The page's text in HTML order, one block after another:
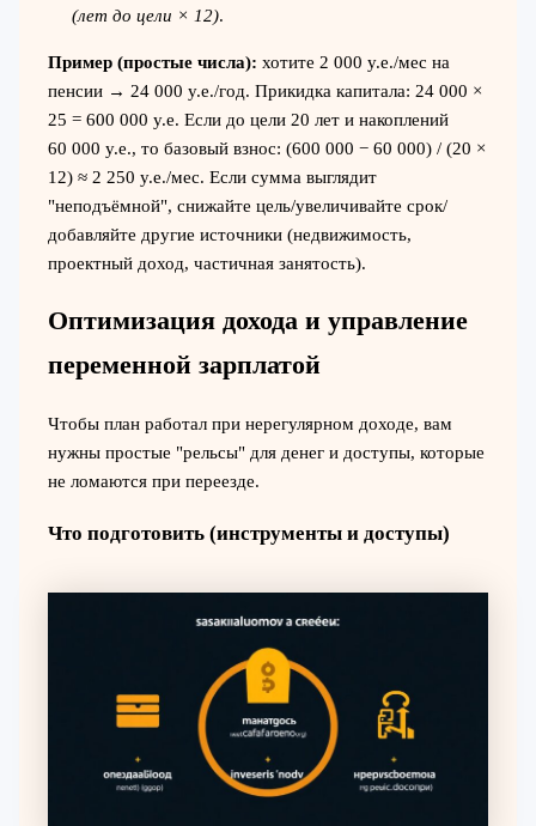
(лет до цели × 12).
Пример (простые числа): хотите 2 000 у.е./мес на
пенсии → 24 000 у.е./год. Прикидка капитала: 24 000 ×
25 = 600 000 у.е. Если до цели 20 лет и накоплений
60 000 у.е., то базовый взнос: (600 000 − 60 000) / (20 ×
12) ≈ 2 250 у.е./мес. Если сумма выглядит
"неподъёмной", снижайте цель/увеличивайте срок/
добавляйте другие источники (недвижимость,
проектный доход, частичная занятость).
Оптимизация дохода и управление
переменной зарплатой
Чтобы план работал при нерегулярном доходе, вам
нужны простые "рельсы" для денег и доступы, которые
не ломаются при переезде.
Что подготовить (инструменты и доступы)